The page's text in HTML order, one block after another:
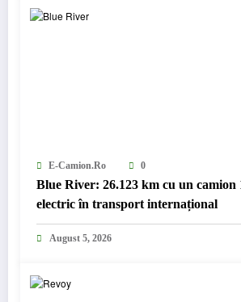
E-Camion.ro 0
Blue River: 26.123 km cu un camion
electric în transport internațional
August 5, 2026